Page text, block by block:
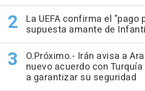
La UEFA confirma el "pago
supuesta amante de
O.Próximo.- Irán avisa a
nuevo acuerdo con
a garantizar su seguridad